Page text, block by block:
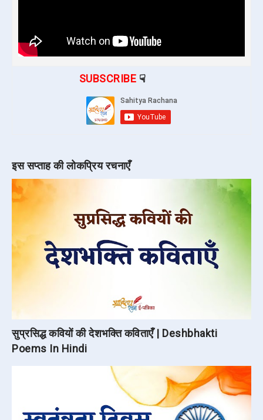
SUBSCRIBE
इस सप्ताह की लोकप्रिय रचनाएँ
सुप्रसिद्ध कवियों की देशभक्ति कविताएँ | Deshbhakti
Poems In Hindi